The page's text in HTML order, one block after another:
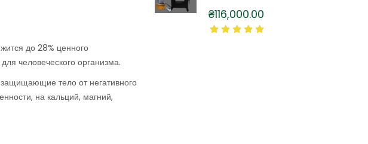
до 28% ценного
человеческого организма.
тело от негативного
на кальций, магний,
₴116,000.00